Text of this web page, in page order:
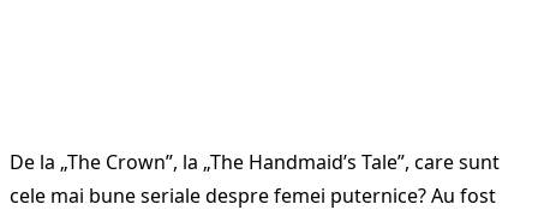
De la „The Crown”, la „The Handmaid’s Tale”, care sunt
cele mai bune seriale despre femei puternice? Au fost